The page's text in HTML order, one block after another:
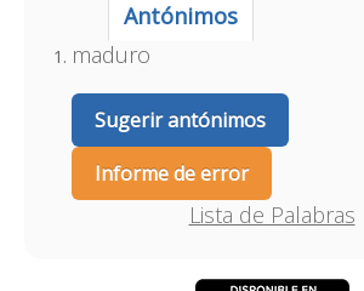
Antónimos
maduro
Sugerir antónimos
Informe de error
Lista de Palabras